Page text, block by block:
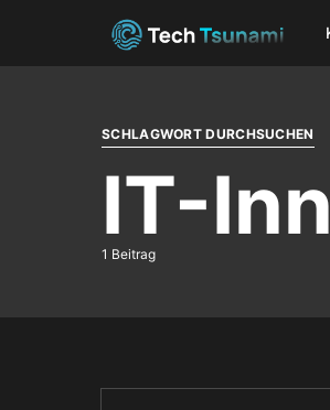
SCHLAGWORT DURCHSUCHEN
IT-
1 Beitrag